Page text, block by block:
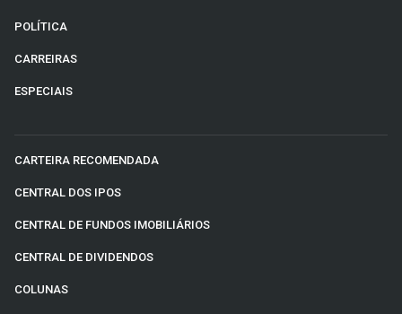
POLÍTICA
CARREIRAS
ESPECIAIS
CARTEIRA RECOMENDADA
CENTRAL DOS IPOS
CENTRAL DE FUNDOS IMOBILIÁRIOS
CENTRAL DE DIVIDENDOS
COLUNAS